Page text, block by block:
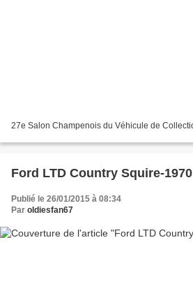
27e Salon Champenois du Véhicule de
Ford LTD Country Squire-1970
Publié le 26/01/2015 à 08:34
Par oldiesfan67